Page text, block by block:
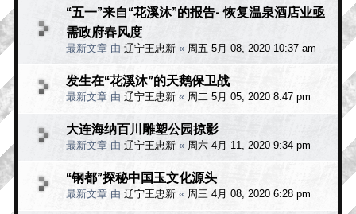
“五一”来自“花溪沐”的报告- 恢复温泉酒店业亟
需政府春风度
最新文章 由 辽宁王忠新 « 周五 5月 08, 2020 10:37 am
发生在“花溪沐”的天鹅保卫战
最新文章 由 辽宁王忠新 « 周二 5月 05, 2020 8:47 pm
大连海纳百川雕塑公园掠影
最新文章 由 辽宁王忠新 « 周六 4月 11, 2020 9:34 pm
“钢都”探秘中国玉文化源头
最新文章 由 辽宁王忠新 « 周三 4月 08, 2020 6:28 pm